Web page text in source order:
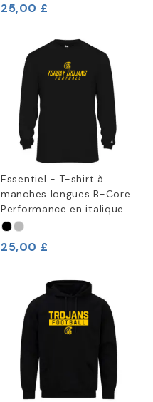
25,00 £
Essentiel - T-shirt à
manches longues B-Core
Performance en italique
25,00 £